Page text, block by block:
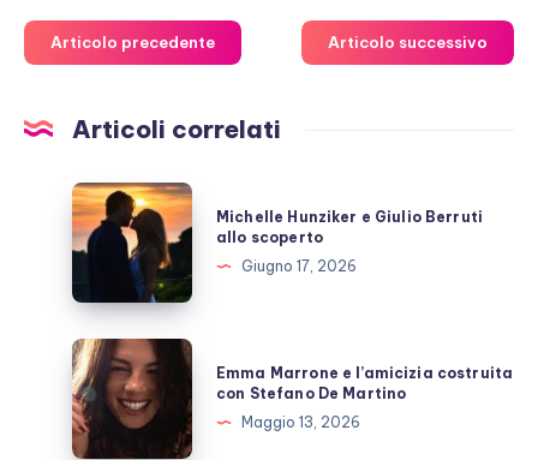
Articolo precedente Articolo successivo
Articoli correlati
Michelle
Hunziker
e
Berruti
allo
scoperto
Michelle Hunziker e Giulio Berruti
allo scoperto
Giugno 17, 2026
Emma
Marrone
e
l’amicizia
Emma Marrone e l’amicizia costruita
con Stefano De Martino
Maggio 13, 2026